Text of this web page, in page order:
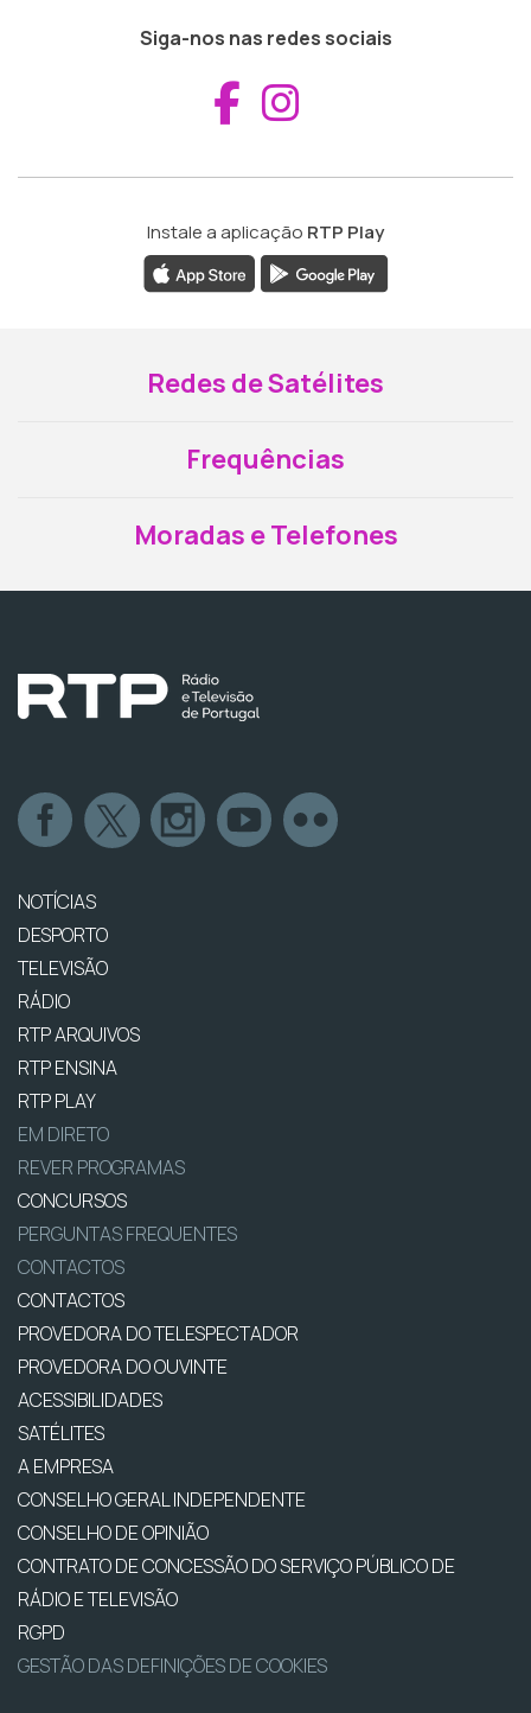
Siga-nos nas redes sociais
Aceder ao
Instale a aplicação RTP Play
Redes de Satélites
Frequências
Moradas e Telefones
NOTÍCIAS
DESPORTO
TELEVISÃO
RÁDIO
RTP ARQUIVOS
RTP ENSINA
RTP PLAY
EM DIRETO
REVER PROGRAMAS
CONCURSOS
PERGUNTAS FREQUENTES
CONTACTOS
CONTACTOS
PROVEDORA DO TELESPECTADOR
PROVEDORA DO OUVINTE
ACESSIBILIDADES
SATÉLITES
A EMPRESA
CONSELHO GERAL INDEPENDENTE
CONSELHO DE OPINIÃO
CONTRATO DE CONCESSÃO DO SERVIÇO PÚBLICO DE
RÁDIO E TELEVISÃO
RGPD
GESTÃO DAS DEFINIÇÕES DE COOKIES